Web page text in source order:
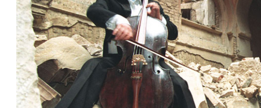
Scienza
Cultura
Economia
Sport
Media
Europa
Altrecose
Mondiali calcio 2026
PODCAST